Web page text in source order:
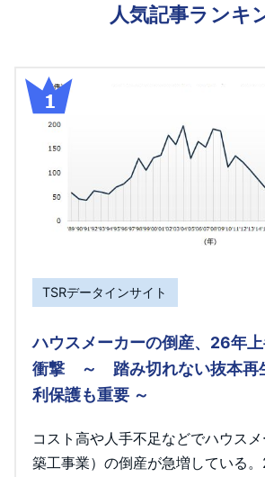
人気記事ランキ
TSRデータインサイト
ハウスメーカーの倒産、26年
衝撃 ～ 踏み切れない抜本再
利保護も重要 ～
コスト高や人手不足などでハウス
築工事業）の倒産が急増している